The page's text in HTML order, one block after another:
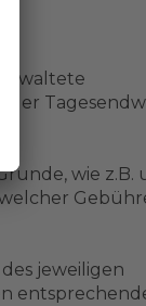
der
wie z.B.
jeweiligen